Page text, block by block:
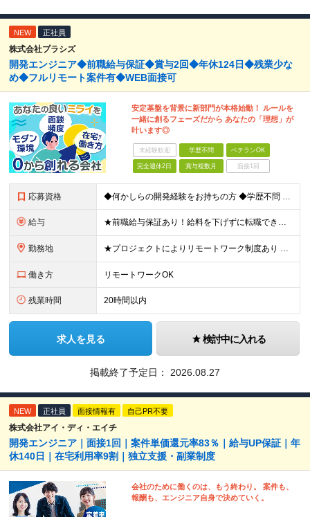
NEW 正社員
株式会社プラシズ
開発エンジニア◆前職給与保証◆賞与2回◆年休124日◆残業少な
め◆フルリモート案件有◆WEB面接可
安定基盤を背景に新部門が本格始動！ ルールを
一緒に創るフェーズだから あなたの「理想」が
叶います◎
未経験歓迎 学歴不問 ベテランOK
完全週休2日 賞与複数月 面接1回
応募資格 ◆何かしらの開発経験をお持ちの方 ◆学歴不問 ◆20代～40代活躍中 ◆こんな方にピッタリです ・会社のルールに縛られず、柔軟に働きたい ・自分の意見を聞いてくれる環境を探している ・安定した経営基
給与 ★前職給与保証あり！給料を下げずに転職できます 月給26万～50万円 ＋ 賞与年2回 ＋諸手当あり ※経験・能力を考慮の上、当社規定により決定します ※上記金額には40時間分の固定残業代(59,9
勤務地 ★プロジェクトによりリモートワーク制度あり 東京都内、または1都3県のクライアント先 ※ご希望や居住地、スキルを考慮の上、参画プロジェクトを決定します。 ※転居を伴う転勤はありません。 【本社】
働き方 リモートワークOK
残業時間 20時間以内
求人を見る 検討中に入れる
掲載終了予定日： 2026.08.27
NEW 正社員 面接情報有 自己PR不要
株式会社アイ・ディ・エイチ
開発エンジニア｜面接1回｜案件単価還元率83％｜給与UP保証｜年
休140日｜在宅利用率9割｜独立支援・副業制度
会社のために働くのは、もう終わり。 案件も、
報酬も、エンジニア自身で決めていく。